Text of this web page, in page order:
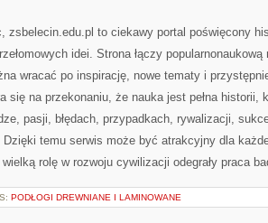
zsbelecin.edu.pl to ciekawy portal poświęcony
idei. Strona łączy
wracać po inspirację, nowe tematy i
się na przekonaniu, że nauka jest pełna
pasji, błędach, przypadkach, rywalizacji,
Dzięki temu serwis może być atrakcyjny dla
rolę w rozwoju cywilizacji odegrały praca
PODŁOGI DREWNIANE I LAMINOWANE